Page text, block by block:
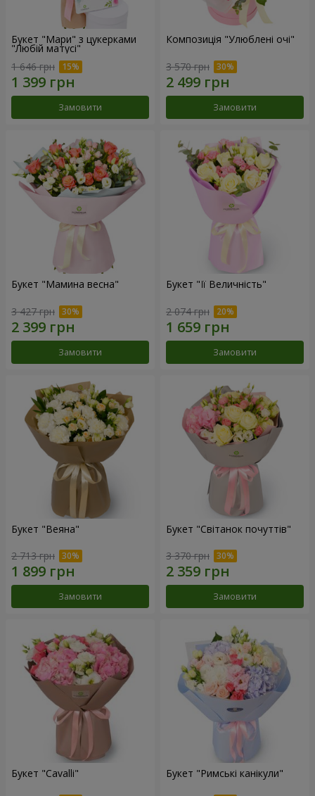
Букет "Мари" з цукерками
"Любій матусі"
1 646 грн
Замовити
Композиція "Улюблені очі"
3 570 грн
Замовити
Букет "Мамина весна"
3 427 грн
Замовити
Букет "Її Величність"
2 074 грн
Замовити
Букет "Веяна"
2 713 грн
Замовити
Букет "Світанок почуттів"
3 370 грн
Замовити
Букет "Cаvalli" Букет "Римські канікули"